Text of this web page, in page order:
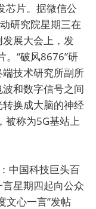
芯片。据微信公
研究院星期三在
展大会上，发
。“破风8676”研
技术研究所副所
和数字信号之间
换成大脑的神经
被称为5G基站上
：中国科技巨头百
星期四起向公众
文心一言”发帖